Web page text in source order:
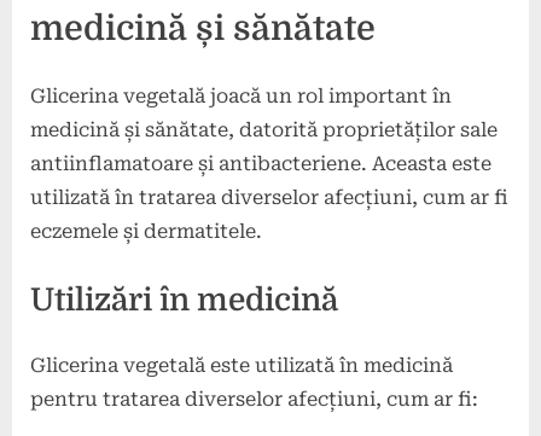
medicină și sănătate
Glicerina vegetală joacă un rol important în
medicină și sănătate, datorită proprietăților sale
antiinflamatoare și antibacteriene. Aceasta este
utilizată în tratarea diverselor afecțiuni, cum ar fi
eczemele și dermatitele.
Utilizări în medicină
Glicerina vegetală este utilizată în medicină
pentru tratarea diverselor afecțiuni, cum ar fi: